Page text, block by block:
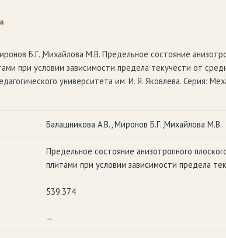
Б.Г.,Михайлова М.В. Предельное состояние
при условии зависимости предела текучести от
университета им. И. Я. Яковлева. Серия:
Балашникова А.В., Миронов Б.Г.,Михайлова М.В.
Предельное состояние анизотропного
плитами при условии зависимости предела
539.374
—